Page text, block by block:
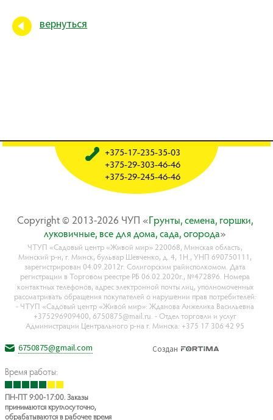
вернуться
Copyright © 2013-2026 ЧУП «Гpyнты, ceмeнa, гopшки,
лyкoвичныe, вce для дoмa, caдa, oгopoдa»
ЧТУП «Садовый центр «Живой мир» 220068, Минская область,
Минский р-н, г. Минск, бульвар Шевченко, д. 4, 1Н., УНП 690750111,
зарегистрирован 04.09.2012г. Солигорским райисполкомом. Дата
регистрации в Торговом реестре РБ 06.02.2020г., №472896. Номера
контактных телефонов, адрес электронной почты лиц, уполномоченных
рассматривать обращения покупателей о нарушении прав потребителей:
- ЧТУП «Садовый центр «Живой мир»: Жданова Анжелика Васильевна
+375296909400, 6750875@mail.ru. - Отдел торговли и услуг
Администрации Центрального р-на г. Минска: +375 17 306 42 95
+375-17-235-35-03
+375-29-303-46-46
+375-29-245-46-46
6750875@gmail.com
Время работы:
ПН-ПТ 9:00-17:00. Заказы
принимаются круглосуточно,
обрабатываются в рабочее время
Создан